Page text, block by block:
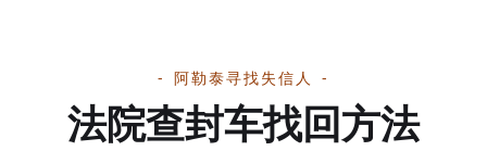
阿勒泰寻找失信人
法院查封车找回方法